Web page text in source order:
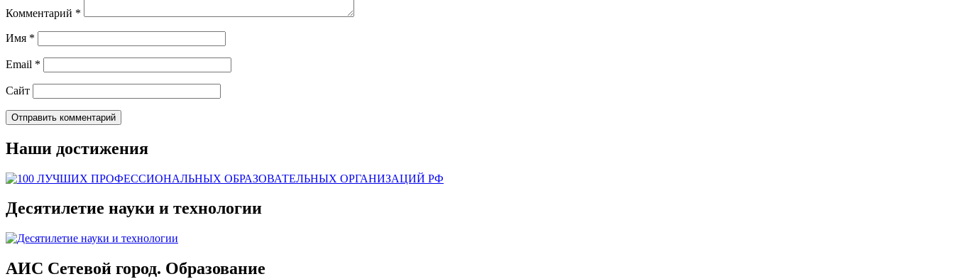
Комментарий *
Имя *
Email *
Сайт
Наши достижения
Десятилетие науки и технологии
АИС Сетевой город. Образование